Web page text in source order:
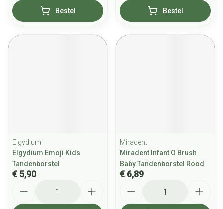
Bestel Bestel
Elgydium
Elgydium Emoji Kids
Tandenborstel
€ 5,90
Miradent
Miradent Infant O Brush
Baby Tandenborstel Rood
€ 6,89